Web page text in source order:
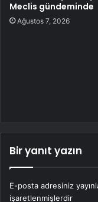
Meclis gündeminde
Ağustos 7, 2026
Bir yanıt yazın
E-posta adresiniz
işaretlenmişlerdir